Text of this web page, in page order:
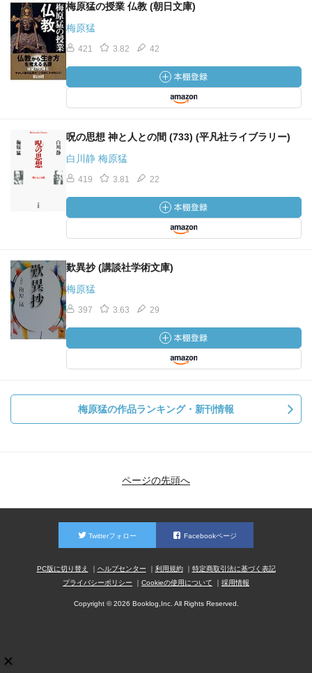
梅原猛の授業 仏教 (朝日文庫)
梅原猛
421 3.82 42
呪の思想 神と人との間 (733) (平凡社ライブラリー)
白川静 梅原猛
419 3.81 22
歎異抄 (講談社学術文庫)
梅原猛
397 3.63 29
梅原猛の作品ランキング・新刊情報
ページの先頭へ
Twitterフォロー Facebookページ
PC版に切り替え ヘルプセンター 利用規約
特定商取引法に基づく表記
プライバシーポリシー
Cookieの使用について 採用情報
Copyright © 2026 Booklog,Inc. All Rights Reserved.